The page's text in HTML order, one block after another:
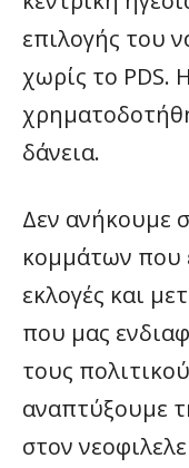
επιλογής του
χωρίς το PDS.
δάνεια.
Δεν ανήκουμε
κομμάτων που
εκλογές και
που μας
τους
αναπτύξουμε
στον